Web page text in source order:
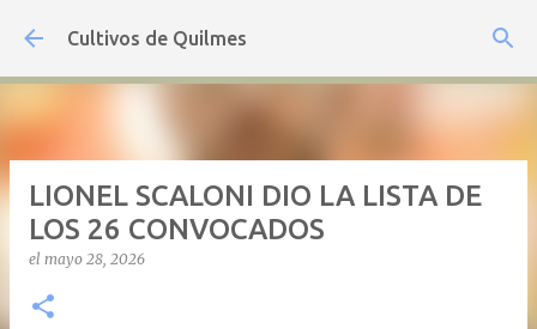
Ir al contenido principal
Cultivos de Quilmes
LIONEL SCALONI DIO LA LISTA DE
LOS 26 CONVOCADOS
el mayo 28, 2026